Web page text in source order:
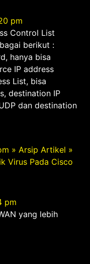
pm
Control List
berikut :
hanya bisa
IP address
List, bisa
destination IP
dan destination
» Arsip Artikel »
Virus Pada Cisco
pm
yang lebih